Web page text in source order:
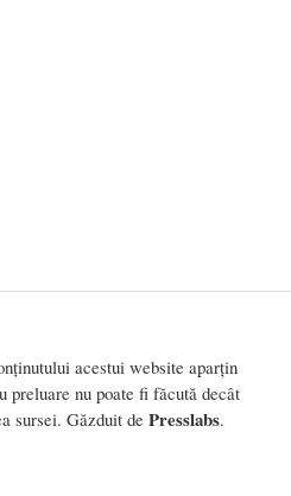
acestui website aparțin
preluare nu poate fi făcută decât
sursei. Găzduit de Presslabs.